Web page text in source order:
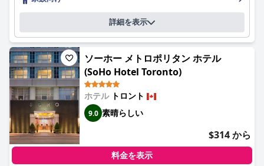
の十分な寝具などの利便性の欠如は、わずかな欠点です。
全体として、ノボテル トロント ノース ヨークは、その優れたロ
ケーション、美味しい朝食、フレンドリーなスタッフによって主
に区別される快適でアクセスしやすい滞在を提供していますが、
WiFiの品質や客室のメンテナンスなどの分野では改善の余地があ
ります。
ささにもかかわらず全体的な満足度を高める、勤勉なハウスキー
ピングに感謝しています。一部のゲストは、外からの騒音や室温
の調整の難しさなど、軽微な問題が発生しましたが、これらは一
般的に肯定的な側面によって相殺されました。
ホテル内のダイニングオプションは、称賛に値するレビューを受
けています。朝食は、新鮮なクロワッサン、スムージー、さまざ
まな食事のニーズに応える多様なビュッフェを提供し、その種類
と品質で際立っています。朝食スタッフのプロ意識と気配りは、
快適な食事体験に貢献しています。敷地内の Thirty Restaurant
でのディナーも、チキンラップやカレーなどの傑出した料理を含
む、美味しくて多様なメニューオプションで高い評価を得ていま
す。フレンドリーなサービスとリラックスできる雰囲気は、ホテ
ルでの食事の魅力をさらに高めています。
詳細を表示
ソーホー メトロポリタン ホテル
(SoHo Hotel Toronto)
ホテル トロント
9.0 素晴らしい
$314 から
料金を表示